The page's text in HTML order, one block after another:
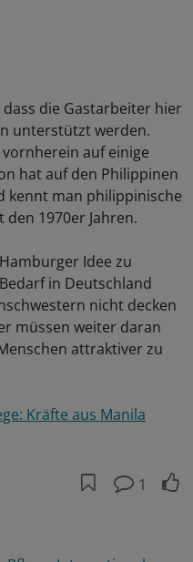
die Gastarbeiter hier
unterstützt werden.
auf einige
hat auf den Philippinen
kennt man philippinische
1970er Jahren.
Idee zu
in Deutschland
nicht decken
müssen weiter daran
attraktiver zu
Kräfte aus Manila
1